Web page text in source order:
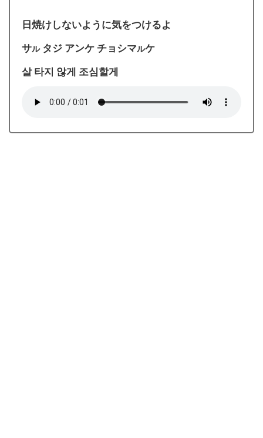
日焼けしないように気をつけるよ
サルタジ アンケ チョシマルケ
살 타지 않게 조심할게